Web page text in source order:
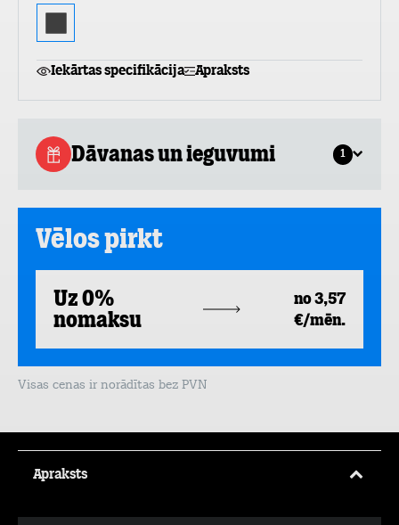
Iekārtas specifikācija Apraksts
Dāvanas un ieguvumi 1
Vēlos pirkt
Uz 0%
nomaksu
no 3,57
€/mēn.
Visas cenas ir norādītas bez PVN
Apraksts